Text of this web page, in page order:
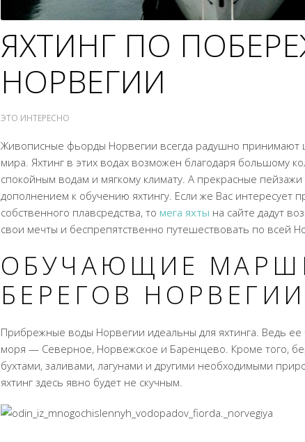
ЯХТИНГ ПО
НОРВЕГИИ
ЭТО ИНТЕРЕСНО
Живописные фьорды Норвегии всегда радушно принимают
мира. Яхтинг в этих водах возможен благодаря большому
спокойным водам и мягкому климату. А прекрасные пейзажи
дополнением к обучению яхтингу. Если же Вас интересует
собственного плавсредства, то мега яхты на сайте дадут
свои мечты и беспрепятственно путешествовать по всей
ОБУЧАЮЩИЕ
БЕРЕГОВ НОРВЕГИИ
Прибрежные воды Норвегии идеальны для яхтинга. Ведь ее
моря — Северное, Норвежское и Баренцево. Кроме того,
бухтами, заливами, лагунами и другими необходимыми
яхтинг здесь явно будет не скучным.